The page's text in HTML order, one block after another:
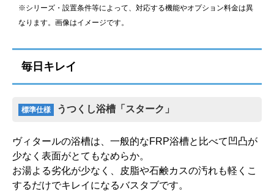
タオル掛
※シリーズ・設置条件等によって、対応する機能やオプション料金は異
なります。画像はイメージです。
毎日キレイ
標準仕様 うつくし浴槽「スターク」
ヴィタールの浴槽は、一般的なFRP浴槽と比べて凹凸が
少なく表面がとてもなめらか。
お湯よる劣化が少なく、皮脂や石鹸カスの汚れも軽くこ
するだけでキレイになるバスタブです。